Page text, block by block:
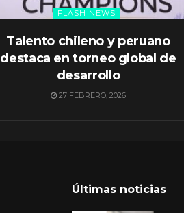
FLASH NEWS
Talento chileno y peruano
destaca en torneo global de
desarrollo
27 FEBRERO, 2026
Últimas noticias